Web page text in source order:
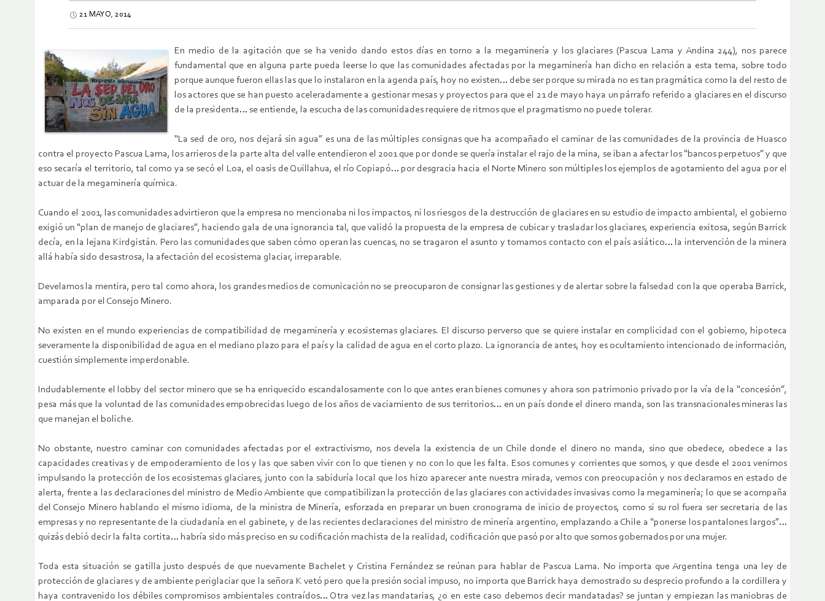
21 MAYO, 2014
En medio de la agitación que se ha venido dando estos días en torno a la megaminería y los glaciares (Pascua Lama y Andina 244), nos parece
fundamental que en alguna parte pueda leerse lo que las comunidades afectadas por la megaminería han dicho en relación a esta tema, sobre todo
porque aunque fueron ellas las que lo instalaron en la agenda país, hoy no existen… debe ser porque su mirada no es tan pragmática como la del resto de
los actores que se han puesto aceleradamente a gestionar mesas y proyectos para que el 21 de mayo haya un párrafo referido a glaciares en el discurso
de la presidenta… se entiende, la escucha de las comunidades requiere de ritmos que el pragmatismo no puede tolerar.
“La sed de oro, nos dejará sin agua” es una de las múltiples consignas que ha acompañado el caminar de las comunidades de la provincia de Huasco
contra el proyecto Pascua Lama, los arrieros de la parte alta del valle entendieron el 2001 que por donde se quería instalar el rajo de la mina, se iban a afectar los “bancos perpetuos” y que
eso secaría el territorio, tal como ya se secó el Loa, el oasis de Quillahua, el río Copiapó… por desgracia hacia el Norte Minero son múltiples los ejemplos de agotamiento del agua por el
actuar de la megaminería química.
Cuando el 2001, las comunidades advirtieron que la empresa no mencionaba ni los impactos, ni los riesgos de la destrucción de glaciares en su estudio de impacto ambiental, el gobierno
exigió un “plan de manejo de glaciares”, haciendo gala de una ignorancia tal, que validó la propuesta de la empresa de cubicar y trasladar los glaciares, experiencia exitosa, según Barrick
decía, en la lejana Kirdgistán. Pero las comunidades que saben cómo operan las cuencas, no se tragaron el asunto y tomamos contacto con el país asiático… la intervención de la minera
allá había sido desastrosa, la afectación del ecosistema glaciar, irreparable.
Develamos la mentira, pero tal como ahora, los grandes medios de comunicación no se preocuparon de consignar las gestiones y de alertar sobre la falsedad con la que operaba Barrick,
amparada por el Consejo Minero.
No existen en el mundo experiencias de compatibilidad de megaminería y ecosistemas glaciares. El discurso perverso que se quiere instalar en complicidad con el gobierno, hipoteca
severamente la disponibilidad de agua en el mediano plazo para el país y la calidad de agua en el corto plazo. La ignorancia de antes, hoy es ocultamiento intencionado de información,
cuestión simplemente imperdonable.
Indudablemente el lobby del sector minero que se ha enriquecido escandalosamente con lo que antes eran bienes comunes y ahora son patrimonio privado por la vía de la “concesión”,
pesa más que la voluntad de las comunidades empobrecidas luego de los años de vaciamiento de sus territorios… en un país donde el dinero manda, son las transnacionales mineras las
que manejan el boliche.
No obstante, nuestro caminar con comunidades afectadas por el extractivismo, nos devela la existencia de un Chile donde el dinero no manda, sino que obedece, obedece a las
capacidades creativas y de empoderamiento de los y las que saben vivir con lo que tienen y no con lo que les falta. Esos comunes y corrientes que somos, y que desde el 2001 venimos
impulsando la protección de los ecosistemas glaciares, junto con la sabiduría local que los hizo aparecer ante nuestra mirada, vemos con preocupación y nos declaramos en estado de
alerta, frente a las declaraciones del ministro de Medio Ambiente que compatibilizan la protección de las glaciares con actividades invasivas como la megaminería; lo que se acompaña
del Consejo Minero hablando el mismo idioma, de la ministra de Minería, esforzada en preparar un buen cronograma de inicio de proyectos, como si su rol fuera ser secretaria de las
empresas y no representante de la ciudadanía en el gabinete, y de las recientes declaraciones del ministro de minería argentino, emplazando a Chile a “ponerse los pantalones largos”…
quizás debió decir la falta cortita… habría sido más preciso en su codificación machista de la realidad, codificación que pasó por alto que somos gobernados por una mujer.
Toda esta situación se gatilla justo después de que nuevamente Bachelet y Cristina Fernández se reúnan para hablar de Pascua Lama. No importa que Argentina tenga una ley de
protección de glaciares y de ambiente periglaciar que la señora K vetó pero que la presión social impuso, no importa que Barrick haya demostrado su desprecio profundo a la cordillera y
haya contravenido los débiles compromisos ambientales contraídos… Otra vez las mandatarias, ¿o en este caso debemos decir mandatadas? se juntan y empiezan las maniobras de